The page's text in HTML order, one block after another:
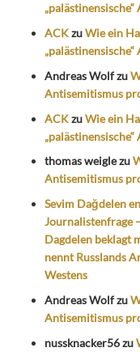
ACKzuWie ein
Andreas Wolfzu
Antisemitismus
ACKzuWie ein
thomas weiglezu
Antisemitismus
Sevim Dağdelen
Journalistenfrage
Dagdelen beklagt
nennt Russlands
Westens
Andreas Wolfzu
Antisemitismus
nussknacker56zu